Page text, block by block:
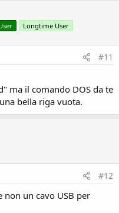
Longtime User
#11
ma il comando DOS da te
bella riga vuota.
#12
non un cavo USB per